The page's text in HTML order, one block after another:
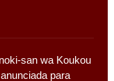
san wa Koukou
para